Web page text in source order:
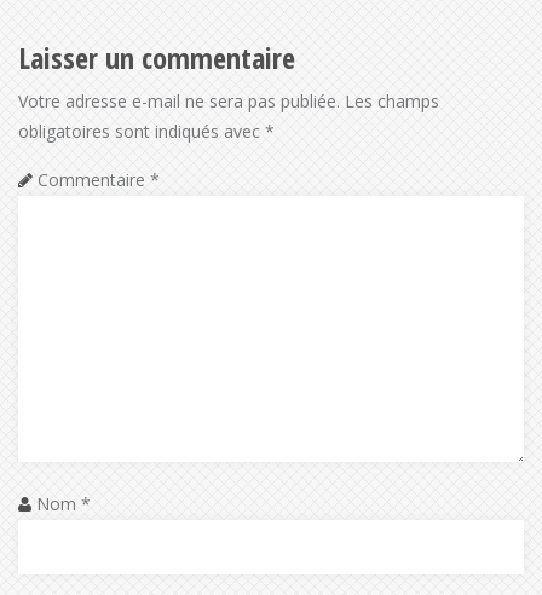
Laisser un commentaire
Votre adresse e-mail ne sera pas publiée. Les champs
obligatoires sont indiqués avec *
Commentaire *
Nom *